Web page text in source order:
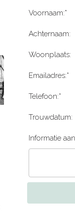
Voornaam:*
Achternaam:
Woonplaats:
Emailadres:*
Telefoon:*
Trouwdatum:
Informatie